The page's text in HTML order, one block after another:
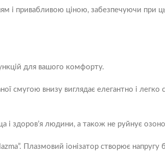
і привабливою ціною, забезпечуючи при
для вашого комфорту.
смугою внизу виглядає елегантно і легко
і здоров’я людини, а також не руйнує
Плазмовий іонізатор створює напругу